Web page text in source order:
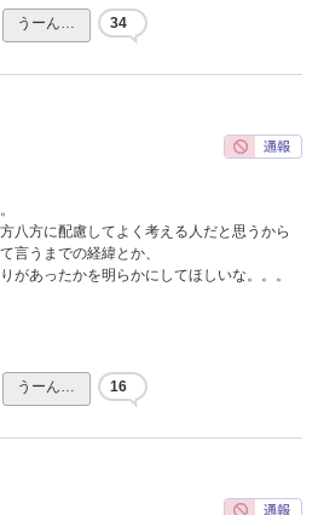
うーん… 34
八方に配慮してよく考える人だと思うから
言うまでの経緯とか、
があったかを明らかにしてほしいな。。。
うーん… 16